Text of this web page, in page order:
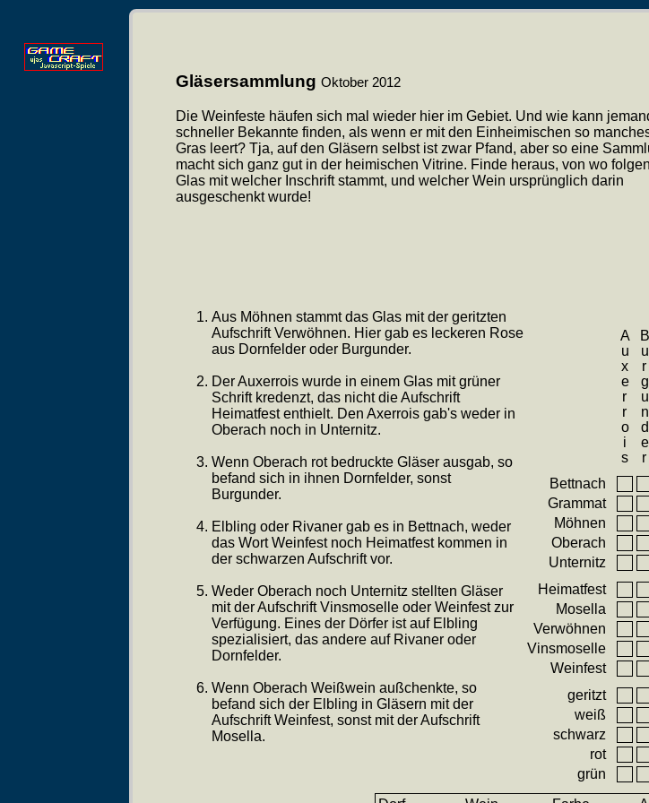
Gläsersammlung Oktober 2012
Die Weinfeste häufen sich mal wieder hier im Gebiet. Und wie kann
schneller Bekannte finden, als wenn er mit den Einheimischen so
Gras leert? Tja, auf den Gläsern selbst ist zwar Pfand, aber so eine
macht sich ganz gut in der heimischen Vitrine. Finde heraus, von wo
Glas mit welcher Inschrift stammt, und welcher Wein ursprünglich darin
ausgeschenkt wurde!
AuxerroisBurgunder
Bettnach
Grammat
Möhnen
Oberach
Unternitz
Heimatfest
Mosella
Verwöhnen
Vinsmoselle
Weinfest
geritzt
weiß
schwarz
rot
grün
Aus Möhnen stammt das Glas mit der geritzten
Aufschrift Verwöhnen. Hier gab es leckeren Rose
aus Dornfelder oder Burgunder.
Der Auxerrois wurde in einem Glas mit grüner
Schrift kredenzt, das nicht die Aufschrift
Heimatfest enthielt. Den Axerrois gab's weder in
Oberach noch in Unternitz.
Wenn Oberach rot bedruckte Gläser ausgab, so
befand sich in ihnen Dornfelder, sonst
Burgunder.
Elbling oder Rivaner gab es in Bettnach, weder
das Wort Weinfest noch Heimatfest kommen in
der schwarzen Aufschrift vor.
Weder Oberach noch Unternitz stellten Gläser
mit der Aufschrift Vinsmoselle oder Weinfest zur
Verfügung. Eines der Dörfer ist auf Elbling
spezialisiert, das andere auf Rivaner oder
Dornfelder.
Wenn Oberach Weißwein außchenkte, so
befand sich der Elbling in Gläsern mit der
Aufschrift Weinfest, sonst mit der Aufschrift
Mosella.